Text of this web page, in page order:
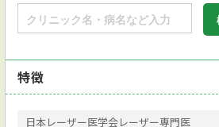
特徴
日本レーザー医学会レーザー専門医